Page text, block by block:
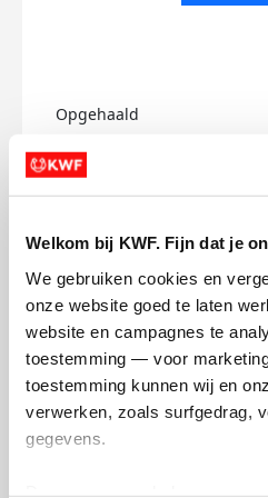
Welkom bij KWF. Fijn dat je
We gebruiken cookies en
onze website goed te laten
website en campagnes te
toestemming — voor
toestemming kunnen wij en
verwerken, zoals surfgedrag,
gegevens.
Opgehaald
Guido's